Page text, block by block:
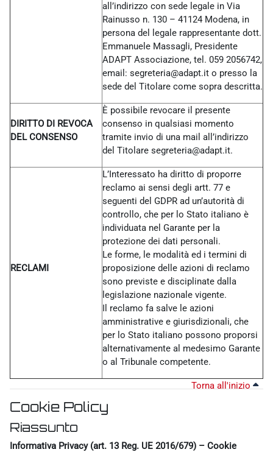
all’indirizzo con sede legale in Via
Rainusso n. 130 – 41124 Modena, in
persona del legale rappresentante dott.
Emmanuele Massagli, Presidente
ADAPT Associazione, tel. 059 2056742,
email: segreteria@adapt.it o presso la
sede del Titolare come sopra descritta.
DIRITTO DI REVOCA
DEL CONSENSO
È possibile revocare il presente
consenso in qualsiasi momento
tramite invio di una mail all’indirizzo
del Titolare segreteria@adapt.it.
RECLAMI
L’Interessato ha diritto di proporre
reclamo ai sensi degli artt. 77 e
seguenti del GDPR ad un’autorità di
controllo, che per lo Stato italiano è
individuata nel Garante per la
protezione dei dati personali.
Le forme, le modalità ed i termini di
proposizione delle azioni di reclamo
sono previste e disciplinate dalla
legislazione nazionale vigente.
Il reclamo fa salve le azioni
amministrative e giurisdizionali, che
per lo Stato italiano possono proporsi
alternativamente al medesimo Garante
o al Tribunale competente.
Torna all'inizio
Cookie Policy
Riassunto
Informativa Privacy (art. 13 Reg. UE 2016/679) – Cookie